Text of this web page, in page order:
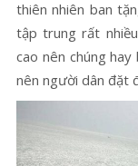
thiên nhiên ban
tập trung rất
cao nên chúng
nên người dân đặt